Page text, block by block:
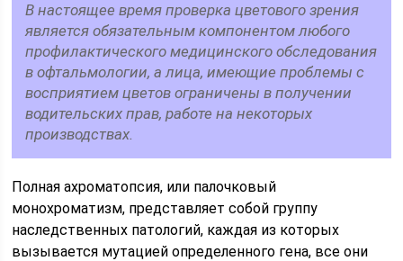
В настоящее время проверка цветового зрения
является обязательным компонентом любого
профилактического медицинского обследования
в офтальмологии, а лица, имеющие проблемы с
восприятием цветов ограничены в получении
водительских прав, работе на некоторых
производствах.
Полная ахроматопсия, или палочковый
монохроматизм, представляет собой группу
наследственных патологий, каждая из которых
вызывается мутацией определенного гена, все они